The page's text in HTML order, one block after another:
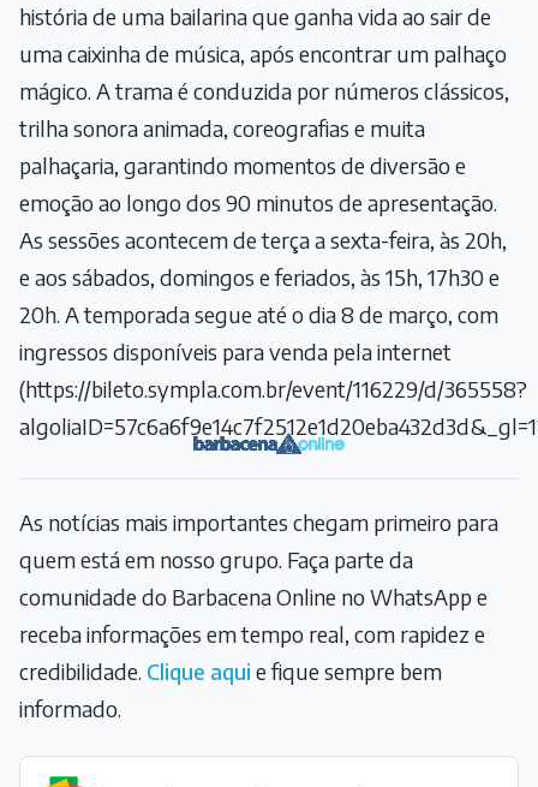
história de uma bailarina que ganha vida ao sair de
uma caixinha de música, após encontrar um palhaço
mágico. A trama é conduzida por números clássicos,
trilha sonora animada, coreografias e muita
palhaçaria, garantindo momentos de diversão e
emoção ao longo dos 90 minutos de apresentação.
As sessões acontecem de terça a sexta-feira, às 20h,
e aos sábados, domingos e feriados, às 15h, 17h30 e
20h. A temporada segue até o dia 8 de março, com
ingressos disponíveis para venda pela internet
(https://bileto.sympla.com.br/event/116229/d/365558?
As notícias mais importantes chegam primeiro para
quem está em nosso grupo. Faça parte da
comunidade do Barbacena Online no WhatsApp e
receba informações em tempo real, com rapidez e
credibilidade. Clique aqui e fique sempre bem
informado.